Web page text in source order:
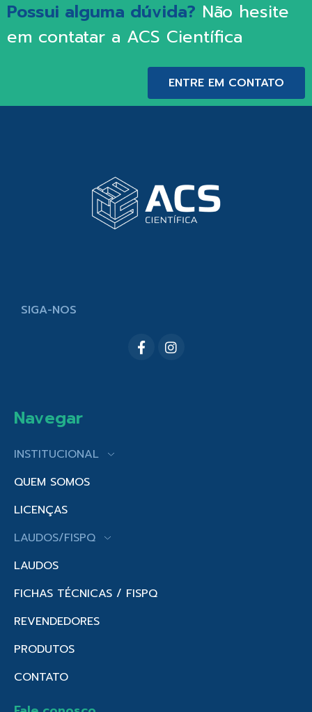
Possui alguma dúvida? Não hesite
em contatar a ACS Científica
ENTRE EM CONTATO
SIGA-NOS
Navegar
INSTITUCIONAL
QUEM SOMOS
LICENÇAS
LAUDOS/FISPQ
LAUDOS
FICHAS TÉCNICAS / FISPQ
REVENDEDORES
PRODUTOS
CONTATO